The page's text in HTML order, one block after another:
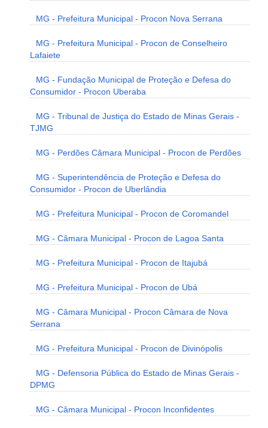
MG - Prefeitura Municipal - Procon Nova Serrana
MG - Prefeitura Municipal - Procon de Conselheiro
Lafaiete
MG - Fundação Municipal de Proteção e Defesa do
Consumidor - Procon Uberaba
MG - Tribunal de Justiça do Estado de Minas Gerais -
TJMG
MG - Perdões Câmara Municipal - Procon de Perdões
MG - Superintendência de Proteção e Defesa do
Consumidor - Procon de Uberlândia
MG - Prefeitura Municipal - Procon de Coromandel
MG - Câmara Municipal - Procon de Lagoa Santa
MG - Prefeitura Municipal - Procon de Itajubá
MG - Prefeitura Municipal - Procon de Ubá
MG - Câmara Municipal - Procon Câmara de Nova
Serrana
MG - Prefeitura Municipal - Procon de Divinópolis
MG - Defensoria Pública do Estado de Minas Gerais -
DPMG
MG - Câmara Municipal - Procon Inconfidentes